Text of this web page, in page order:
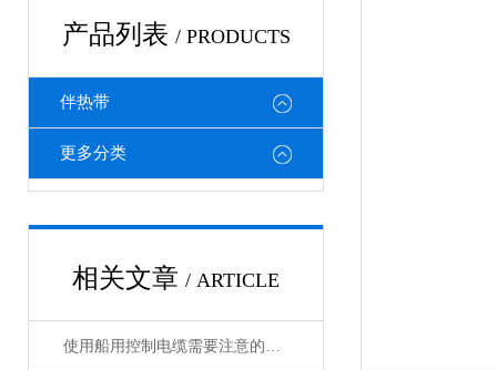
产品列表 / PRODUCTS
伴热带
更多分类
相关文章 / ARTICLE
使用船用控制电缆需要注意的细节有哪些